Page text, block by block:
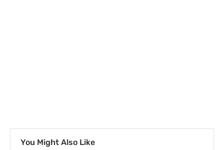
You Might Also Like